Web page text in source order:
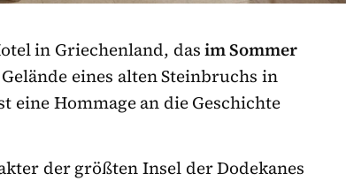
in Griechenland, dasim Sommer
eines alten Steinbruchs in
Hommage an die Geschichte
der größten Insel der Dodekanes